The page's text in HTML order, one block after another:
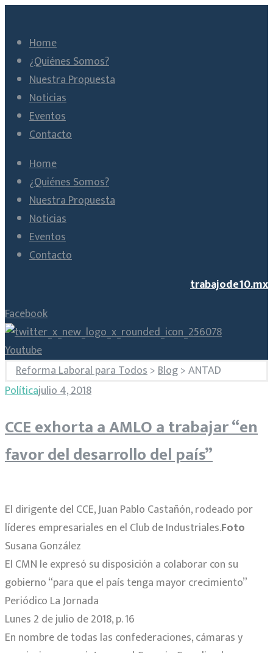
Home
¿Quiénes Somos?
Nuestra Propuesta
Noticias
Eventos
Contacto
Home
¿Quiénes Somos?
Nuestra Propuesta
Noticias
Eventos
Contacto
trabajode10.mx
Facebook
Youtube
Reforma Laboral para Todos>Blog>ANTAD
Etiqueta:
ANTAD
Políticajulio 4, 2018
CCE exhorta a AMLO a trabajar “en
favor del desarrollo del país”
El dirigente del CCE, Juan Pablo Castañón, rodeado por
líderes empresariales en el Club de Industriales.Foto
Susana González
El CMN le expresó su disposición a colaborar con su
gobierno “para que el país tenga mayor crecimiento”
Periódico La Jornada
Lunes 2 de julio de 2018, p. 16
En nombre de todas las confederaciones, cámaras y